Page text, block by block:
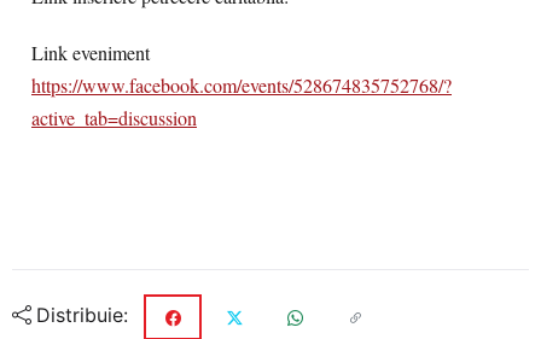
Link eveniment
https://www.facebook.com/events/528674835752768/?
active_tab=discussion
Distribuie: